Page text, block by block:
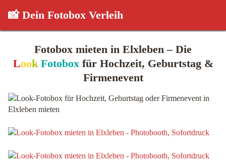
📸 Dein Fotobox Verleih
Fotobox mieten in Elxleben – Die
Look Fotoboxfür Hochzeit, Geburtstag &
Firmenevent